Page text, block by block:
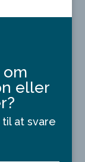
eller
til at svare